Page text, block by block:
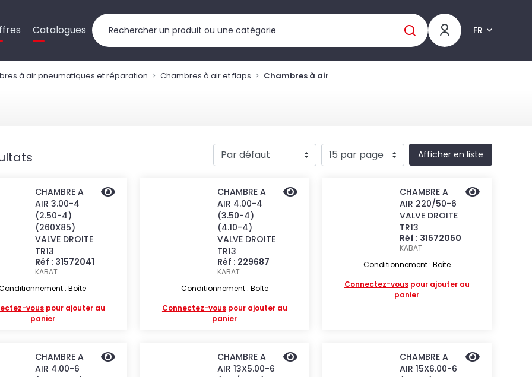
Catalogues FR
à air pneumatiques et réparation Chambres à air et flaps Chambres à air
Afficher en liste
CHAMBRE A
AIR 3.00-4
(2.50-4)
(260X85)
VALVE DROITE
TR13
Réf : 31572041
KABAT
: Boîte
vous pour ajouter au
panier
CHAMBRE A
AIR 4.00-4
(3.50-4)
(4.10-4)
VALVE DROITE
TR13
Réf : 229687
KABAT
Conditionnement : Boîte
Connectez-vouspour ajouter au
panier
CHAMBRE A
AIR 220/50-6
VALVE DROITE
TR13
Réf : 31572050
KABAT
Conditionnement : Boîte
Connectez-vouspour ajouter au
panier
CHAMBRE A
AIR 4.00-6
CHAMBRE A
AIR 13X5.00-6
CHAMBRE A
AIR 15X6.00-6